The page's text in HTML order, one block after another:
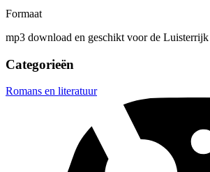
Formaat
mp3 download en geschikt voor de Luisterrijk
Categorieën
Romans en literatuur